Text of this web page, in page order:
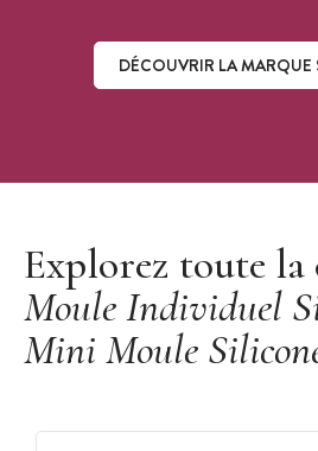
DÉCOUVRIR LA
Explorez toute
Moule Individuel
Mini Moule